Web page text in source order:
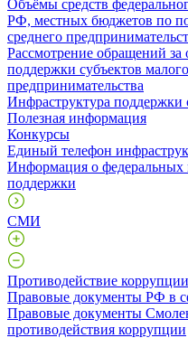
Объёмы средств
РФ, местных бюджетов по
среднего
Рассмотрение обращений за
поддержки субъектов
предпринимательства
Инфраструктура
Полезная информация
Конкурсы
Единый телефон
Информация о федеральных
поддержки
СМИ
Противодействие коррупции
Правовые документы РФ в
Правовые документы
противодействия коррупции